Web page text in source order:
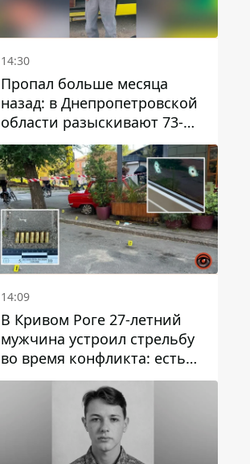
14:30
Пропал больше месяца
назад: в Днепропетровской
области разыскивают 73-
летнего мужчину
14:09
В Кривом Роге 27-летний
мужчина устроил стрельбу
во время конфликта: есть
раненый